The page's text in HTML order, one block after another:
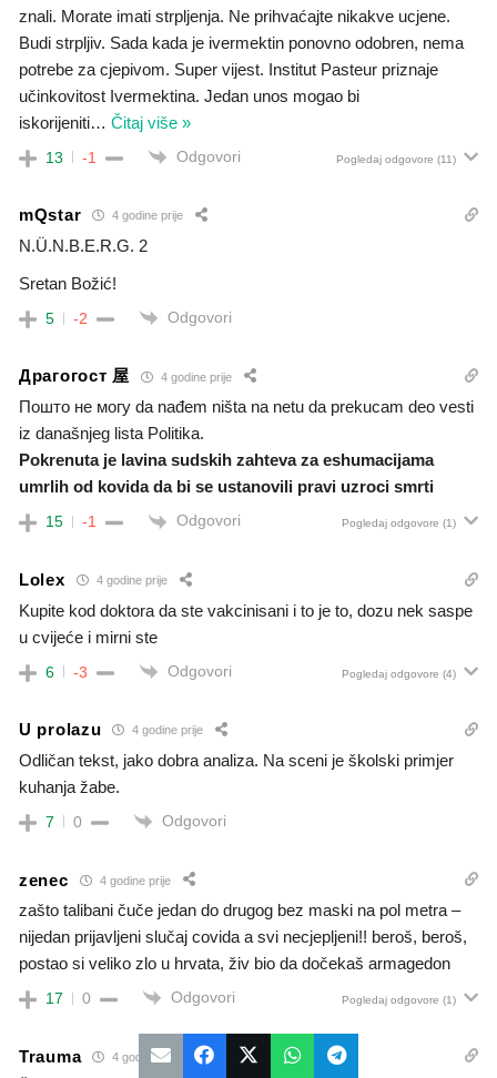
znali. Morate imati strpljenja. Ne prihvaćajte nikakve ucjene.
Budi strpljiv. Sada kada je ivermektin ponovno odobren, nema
potrebe za cjepivom. Super vijest. Institut Pasteur priznaje
učinkovitost Ivermektina. Jedan unos mogao bi
iskorijeniti… Čitaj više »
13 -1 Odgovori Pogledaj odgovore (11)
mQstar 4 godine prije
N.Ü.N.B.E.R.G. 2
Sretan Božić!
5 -2 Odgovori
Драгогост 屋 4 godine prije
Пошто не могу da nađem ništa na netu da prekucam deo vesti
iz današnjeg lista Politika.
Pokrenuta je lavina sudskih zahteva za eshumacijama
umrlih od kovida da bi se ustanovili pravi uzroci smrti
15 -1 Odgovori Pogledaj odgovore (1)
Lolex 4 godine prije
Kupite kod doktora da ste vakcinisani i to je to, dozu nek saspe
u cvijeće i mirni ste
6 -3 Odgovori Pogledaj odgovore (4)
U prolazu 4 godine prije
Odličan tekst, jako dobra analiza. Na sceni je školski primjer
kuhanja žabe.
7 0 Odgovori
zenec 4 godine prije
zašto talibani čuče jedan do drugog bez maski na pol metra –
nijedan prijavljeni slučaj covida a svi necjepljeni!! beroš, beroš,
postao si veliko zlo u hrvata, živ bio da dočekaš armagedon
17 0 Odgovori Pogledaj odgovore (1)
Trauma 4 godine prije